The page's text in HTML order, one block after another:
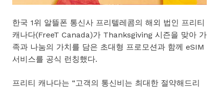
한국 1위 알뜰폰 통신사 프리텔레콤의 해외 법인 프리티
캐나다(FreeT Canada)가 Thanksgiving 시즌을 맞아 가
족과 나눔의 가치를 담은 초대형 프로모션과 함께 eSIM
서비스를 공식 런칭했다.
프리티 캐나다는 “고객의 통신비는 최대한 절약해드리